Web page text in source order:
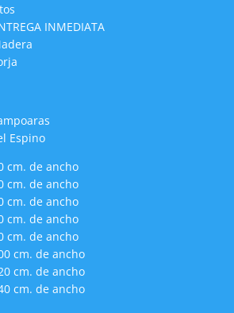
INMEDIATA
Espino
cm. de ancho
cm. de ancho
cm. de ancho
cm. de ancho
cm. de ancho
cm. de ancho
cm. de ancho
cm. de ancho